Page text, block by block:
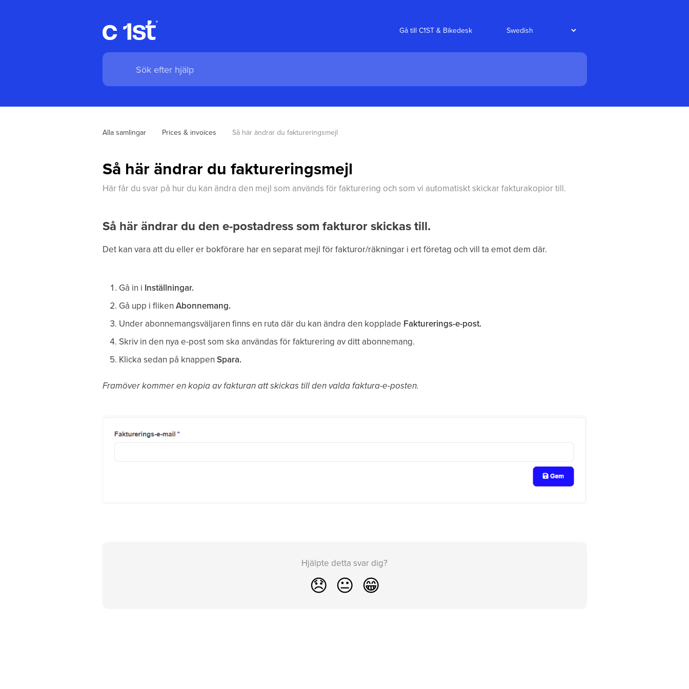
Gå till C1ST & Bikedesk
Alla samlingar Prices & invoices Så här ändrar du faktureringsmejl
Så här ändrar du faktureringsmejl
Här får du svar på hur du kan ändra den mejl som används för fakturering och som vi automatiskt skickar fakturakopior till.
Så här ändrar du den e-postadress som fakturor skickas till.
Det kan vara att du eller er bokförare har en separat mejl för fakturor/räkningar i ert företag och vill ta emot dem där.
Gå in i Inställningar.
Gå upp i fliken Abonnemang.
Under abonnemangsväljaren finns en ruta där du kan ändra den kopplade Fakturerings-e-post.
Skriv in den nya e-post som ska användas för fakturering av ditt abonnemang.
Klicka sedan på knappen Spara.
Framöver kommer en kopia av fakturan att skickas till den valda faktura-e-posten.
Hjälpte detta svar dig?
😞 😐 😁